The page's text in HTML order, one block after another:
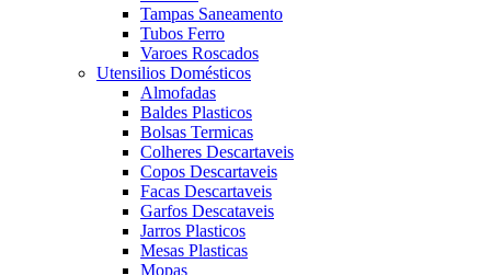
Tampas Saneamento
Tubos Ferro
Varoes Roscados
Utensilios Domésticos
Almofadas
Baldes Plasticos
Bolsas Termicas
Colheres Descartaveis
Copos Descartaveis
Facas Descartaveis
Garfos Descataveis
Jarros Plasticos
Mesas Plasticas
Mopas